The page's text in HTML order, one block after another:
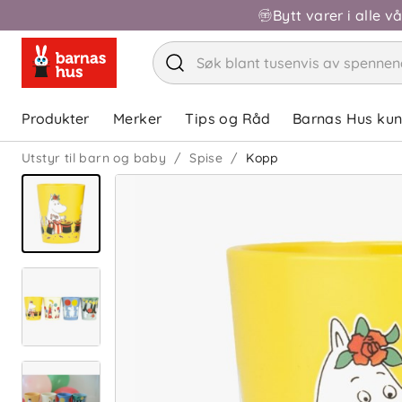
Bytt varer i alle
Produkter Merker Tips og Råd Barnas Hus
Utstyr til barn og baby Spise Kopp